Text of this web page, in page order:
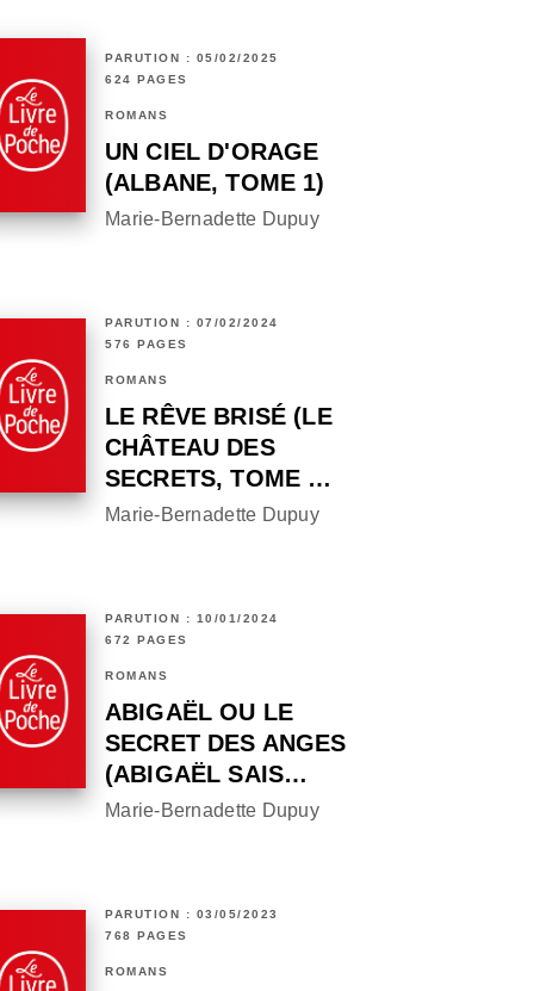
PARUTION : 05/02/2025
624 PAGES
ROMANS
UN CIEL D'ORAGE
(ALBANE, TOME 1)
Marie-Bernadette Dupuy
PARUTION : 07/02/2024
576 PAGES
ROMANS
LE RÊVE BRISÉ (LE
CHÂTEAU DES
SECRETS, TOME …
Marie-Bernadette Dupuy
PARUTION : 10/01/2024
672 PAGES
ROMANS
ABIGAËL OU LE
SECRET DES ANGES
(ABIGAËL SAIS…
Marie-Bernadette Dupuy
PARUTION : 03/05/2023
768 PAGES
ROMANS